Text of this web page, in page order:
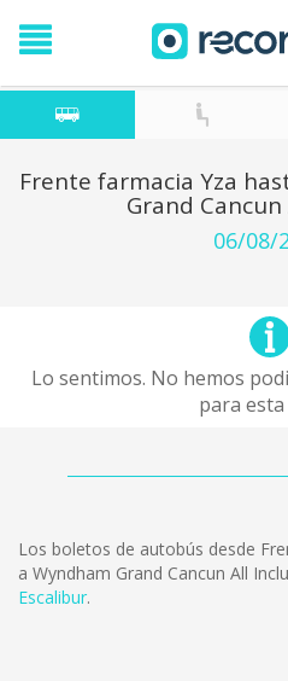
Frente farmacia Yza
Grand
06/08/
Lo sentimos. No hemos
para esta
Los boletos de autobús desde
a Wyndham Grand Cancun All
Escalibur.